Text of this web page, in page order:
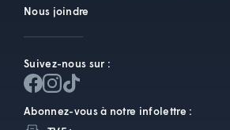
Nous joindre
Suivez-nous sur :
Abonnez-vous à notre infolettre :